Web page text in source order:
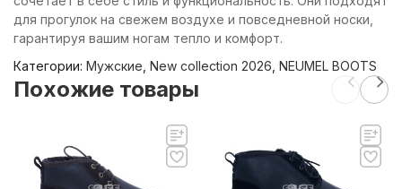
для прогулок на свежем воздухе и повседневной носки,
гарантируя вашим ногам тепло и комфорт.
Категории: Мужские New collection 2026 NEUMEL BOOTS
Похожие товары